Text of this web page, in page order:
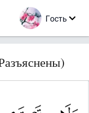
Гость